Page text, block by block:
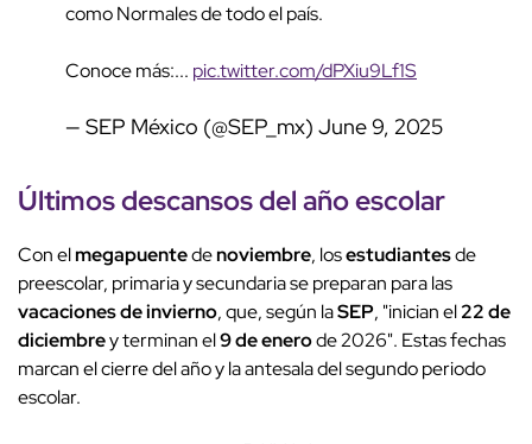
como Normales de todo el país.
Conoce más:... pic.twitter.com/dPXiu9Lf1S
— SEP México (@SEP_mx) June 9, 2025
Últimos descansos delaño escolar
Con elmegapuentedenoviembre, losestudiantesde
preescolar, primaria y secundaria se preparan para las
vacaciones de invierno, que, según laSEP, "inician el22 de
diciembrey terminan el9 de enerode 2026". Estas fechas
marcan el cierre del año y la antesala del segundo periodo
escolar.